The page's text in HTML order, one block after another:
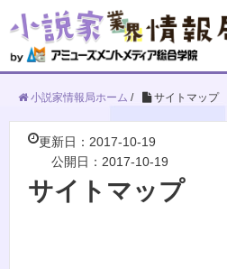
小説家情報局ホーム / サイトマップ
更新日：2017-10-19
公開日：2017-10-19
サイトマップ